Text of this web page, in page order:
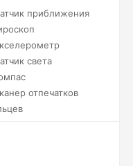
приближения
света
отпечатков